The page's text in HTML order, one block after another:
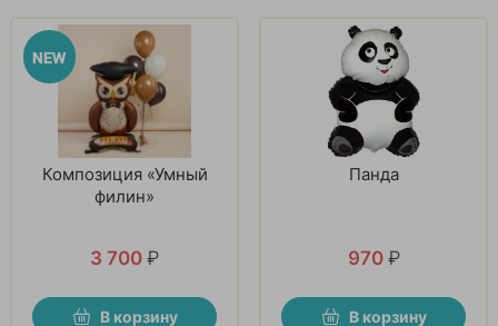
Композиция «Умный
филин»
3 700 ₽
В корзину
Панда
970 ₽
В корзину